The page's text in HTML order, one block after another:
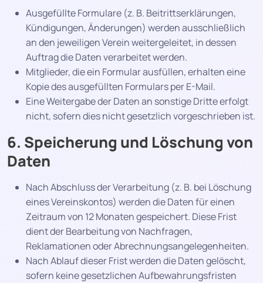
Ausgefüllte Formulare (z. B. Beitrittserklärungen,
Kündigungen, Änderungen) werden ausschließlich
an den jeweiligen Verein weitergeleitet, in dessen
Auftrag die Daten verarbeitet werden.
Mitglieder, die ein Formular ausfüllen, erhalten eine
Kopie des ausgefüllten Formulars per E-Mail.
Eine Weitergabe der Daten an sonstige Dritte erfolgt
nicht, sofern dies nicht gesetzlich vorgeschrieben ist.
6. Speicherung und Löschung von
Daten
Nach Abschluss der Verarbeitung (z. B. bei Löschung
eines Vereinskontos) werden die Daten für einen
Zeitraum von 12 Monaten gespeichert. Diese Frist
dient der Bearbeitung von Nachfragen,
Reklamationen oder Abrechnungsangelegenheiten.
Nach Ablauf dieser Frist werden die Daten gelöscht,
sofern keine gesetzlichen Aufbewahrungsfristen